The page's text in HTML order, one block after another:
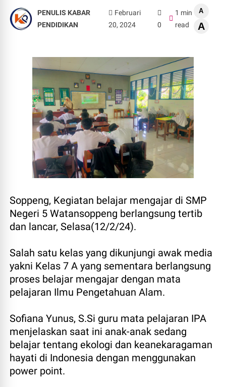
PENULIS KABAR
PENDIDIKAN
Februari
20, 2024
0
1 min
read
A
A
Soppeng, Kegiatan belajar mengajar di SMP
Negeri 5 Watansoppeng berlangsung tertib
dan lancar, Selasa(12/2/24).
Salah satu kelas yang dikunjungi awak media
yakni Kelas 7 A yang sementara berlangsung
proses belajar mengajar dengan mata
pelajaran Ilmu Pengetahuan Alam.
Sofiana Yunus, S.Si guru mata pelajaran IPA
menjelaskan saat ini anak-anak sedang
belajar tentang ekologi dan keanekaragaman
hayati di Indonesia dengan menggunakan
power point.